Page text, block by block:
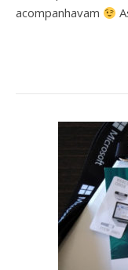
acompanhavam